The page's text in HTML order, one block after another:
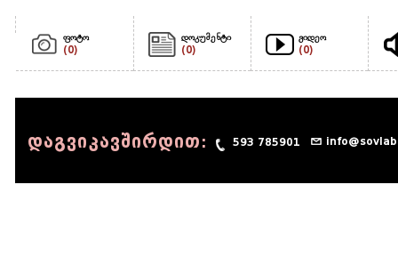
ფოტო
(0)
დოკუმენტი
(0)
ვიდეო
(0)
დაგვიკავშირდით: 593 785901